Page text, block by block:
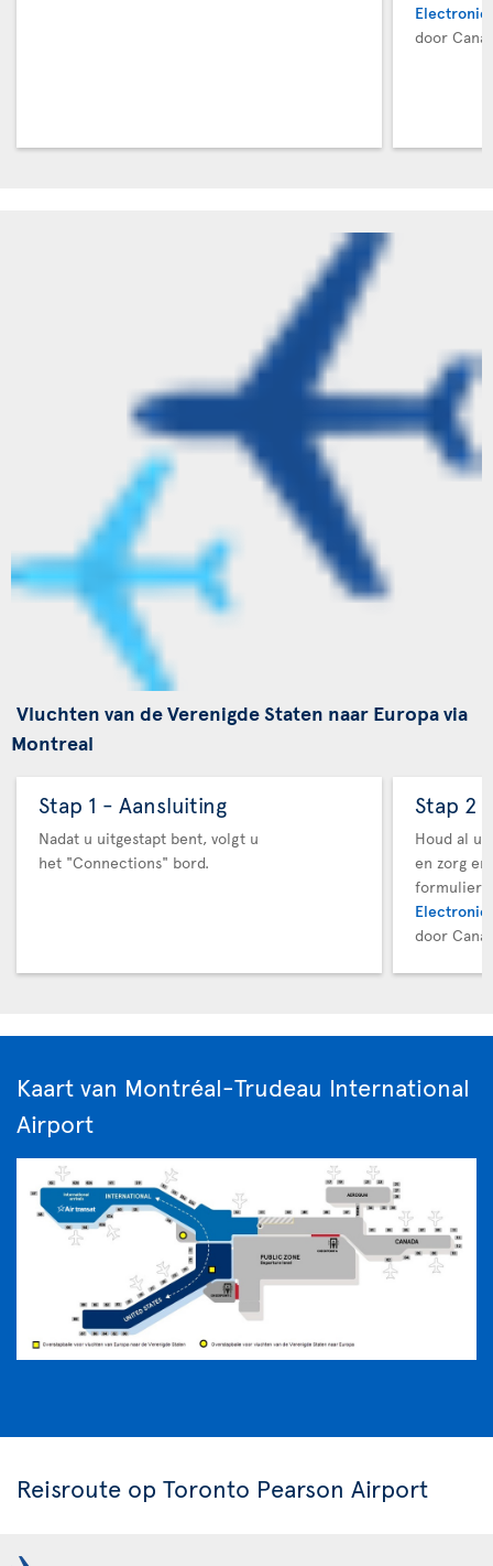
Electronic
door
Vluchten van de Verenigde Staten naar Europa via
Montreal
Stap 1 - Aansluiting
Nadat u uitgestapt bent, volgt u
het "Connections" bord.
Stap 2
Houd al
en zorg
Electronic
door
Kaart van Montréal-Trudeau International
Airport
Reisroute op Toronto Pearson Airport